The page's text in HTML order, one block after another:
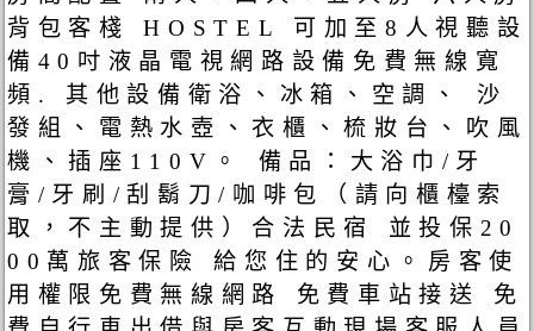
背包客棧 HOSTEL 可加至8人視聽設
備40吋液晶電視網路設備免費無線寬
頻. 其他設備衛浴、冰箱、空調、 沙
發組、電熱水壺、衣櫃、梳妝台、吹風
機、插座110V。 備品：大浴巾/牙
膏/牙刷/刮鬍刀/咖啡包（請向櫃檯索
取，不主動提供）合法民宿 並投保20
00萬旅客保險 給您住的安心。房客使
用權限免費無線網路 免費車站接送 免